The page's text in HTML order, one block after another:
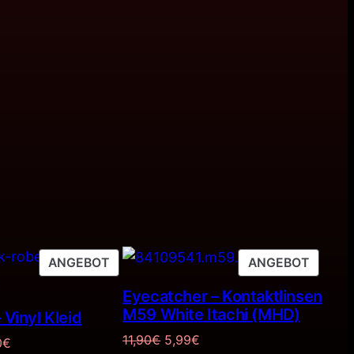
ANGEBOTPRODUKT
IM
ANGEBOT
Vinyl Kleid
€
ANGEBOT
IM
Eyecatcher – Kontaktlinsen
M59 White Itachi (MHD)
11,90€ Ursprünglicher
5,99€